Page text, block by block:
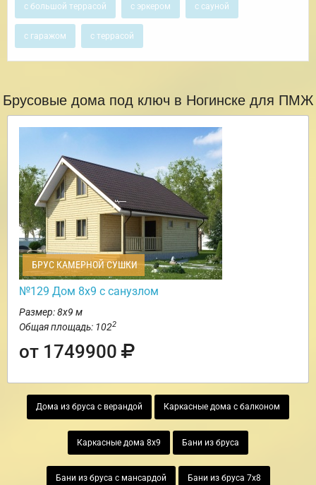
с большой террасой с эркером с сауной
с гаражом с террасой
Брусовые дома под ключ в Ногинске для ПМЖ
БРУС КАМЕРНОЙ СУШКИ
№129 Дом 8х9 с санузлом
Размер: 8х9 м
Общая площадь: 1022
от 1749900
Дома из бруса с верандой Каркасные дома с балконом
Каркасные дома 8х9 Бани из бруса
Бани из бруса с мансардой Бани из бруса 7х8